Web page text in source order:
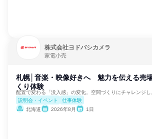
株式会社ヨドバシカメラ
家電小売
札幌│音楽・映像好きへ 魅力を伝える売
くり体験
配置で変わる「没入感」の変化。空間づくりにチャレンジし
説明会・イベント
仕事体験
北海道
2026年8月 1日